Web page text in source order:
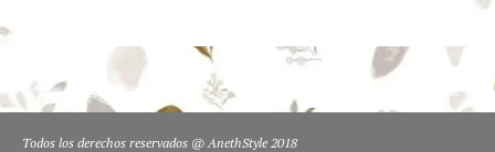
Todos los derechos reservados @ AnethStyle 2018